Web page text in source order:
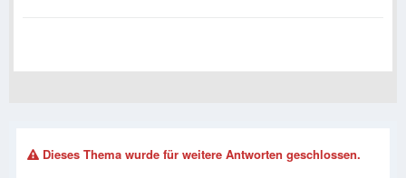
Dieses Thema wurde für weitere Antworten geschlossen.